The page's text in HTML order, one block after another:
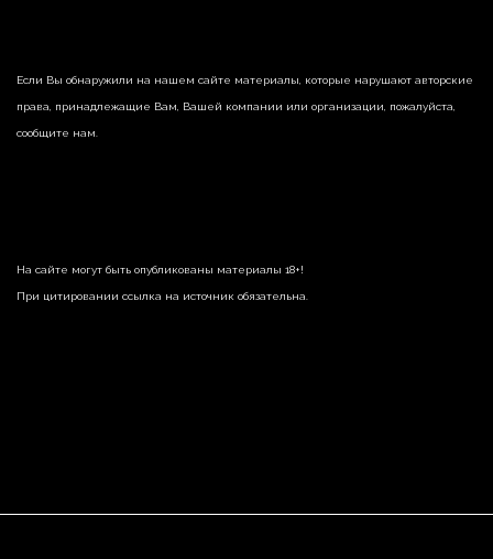
Если Вы обнаружили на нашем сайте материалы, которые нарушают авторские
права, принадлежащие Вам, Вашей компании или организации, пожалуйста,
сообщите нам.
На сайте могут быть опубликованы материалы 18+!
При цитировании ссылка на источник обязательна.